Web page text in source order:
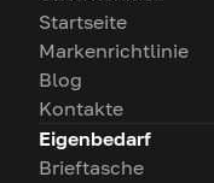
Startseite
Markenrichtlinie
Blog
Kontakte
Eigenbedarf
Brieftasche